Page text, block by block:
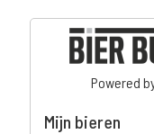
Powered
Mijn bieren